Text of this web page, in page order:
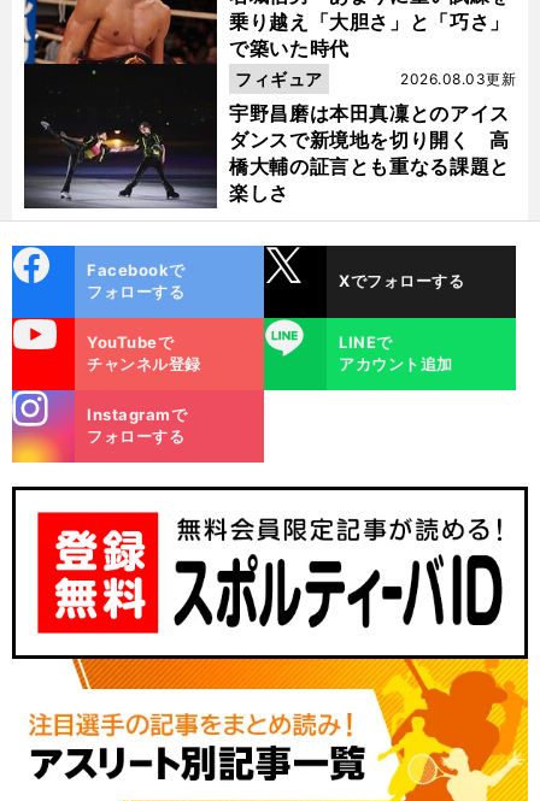
】
来
、
」
乗り越え「大胆さ」と「巧さ」
で築いた時代
宇野昌磨は本田真凜とのアイス
ダンスで新境地を切り開く 高
橋大輔の証言とも重なる課題と
楽しさ
2026.08.03更新
フィギュア
ok
Facebookで
フォローする
Xでフォローする
YouTubeで
チャンネル登録
LINE
LINEで
アカウント追加
m
Instagramで
フォローする